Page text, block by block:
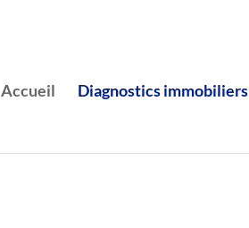
Accueil Diagnostics immobiliers